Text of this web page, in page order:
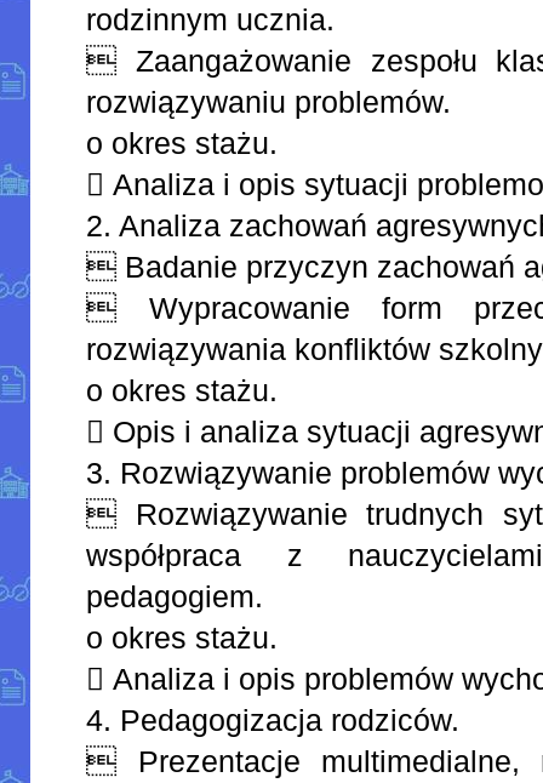
rodzinnym ucznia.
 Zaangażowanie zespołu
rozwiązywaniu problemów.
o okres stażu.
 Analiza i opis sytuacji
2. Analiza zachowań
 Badanie przyczyn zachowań
 Wypracowanie form
rozwiązywania konfliktów
o okres stażu.
 Opis i analiza sytuacji
3. Rozwiązywanie problemów
 Rozwiązywanie trudnych
współpraca z
pedagogiem.
o okres stażu.
 Analiza i opis problemów
4. Pedagogizacja rodziców.
 Prezentacje multimedialne,